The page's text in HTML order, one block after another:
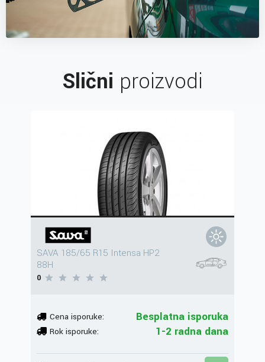
Slični proizvodi
SAVA 185/65 R15 Intensa HP2
88H
0
Cena isporuke: Besplatna isporuka
Rok isporuke: 1-2 radna dana